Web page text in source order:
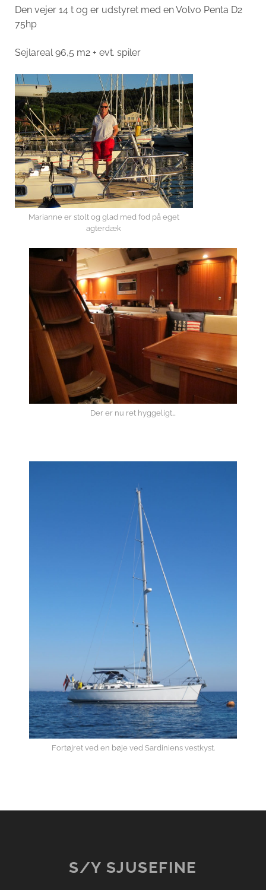
Den vejer 14 t og er udstyret med en Volvo Penta D2
75hp
Sejlareal 96,5 m2 + evt. spiler
Marianne er stolt og glad med fod på eget
agterdæk
Der er nu ret hyggeligt…
Fortøjret ved en bøje ved Sardiniens vestkyst.
S/Y SJUSEFINE